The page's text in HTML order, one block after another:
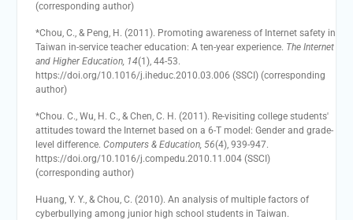
(corresponding author)
*Chou, C., & Peng, H. (2011). Promoting awareness of Internet safety in
Taiwan in-service teacher education: A ten-year experience. The Internet
and Higher Education, 14(1), 44-53.
https://doi.org/10.1016/j.iheduc.2010.03.006 (SSCI) (corresponding
author)
*Chou. C., Wu, H. C., & Chen, C. H. (2011). Re-visiting college students'
attitudes toward the Internet based on a 6-T model: Gender and grade-
level difference. Computers & Education, 56(4), 939-947.
https://doi.org/10.1016/j.compedu.2010.11.004 (SSCI)
(corresponding author)
Huang, Y. Y., & Chou, C. (2010). An analysis of multiple factors of
cyberbullying among junior high school students in Taiwan.